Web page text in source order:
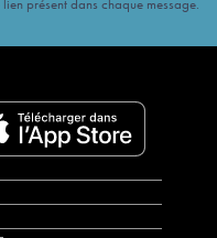
présent dans chaque message.